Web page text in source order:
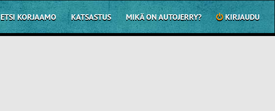
ETSI KORJAAMO KATSASTUS MIKÄ ON AUTOJERRY? KIRJAUDU